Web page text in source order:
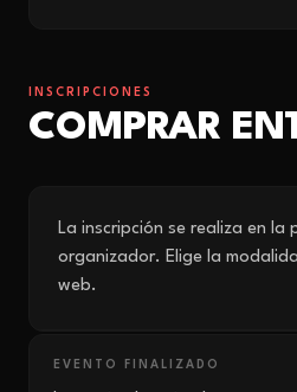
INSCRIPCIONES
COMPRAR
La inscripción se realiza en la
organizador. Elige la
web.
EVENTO FINALIZADO